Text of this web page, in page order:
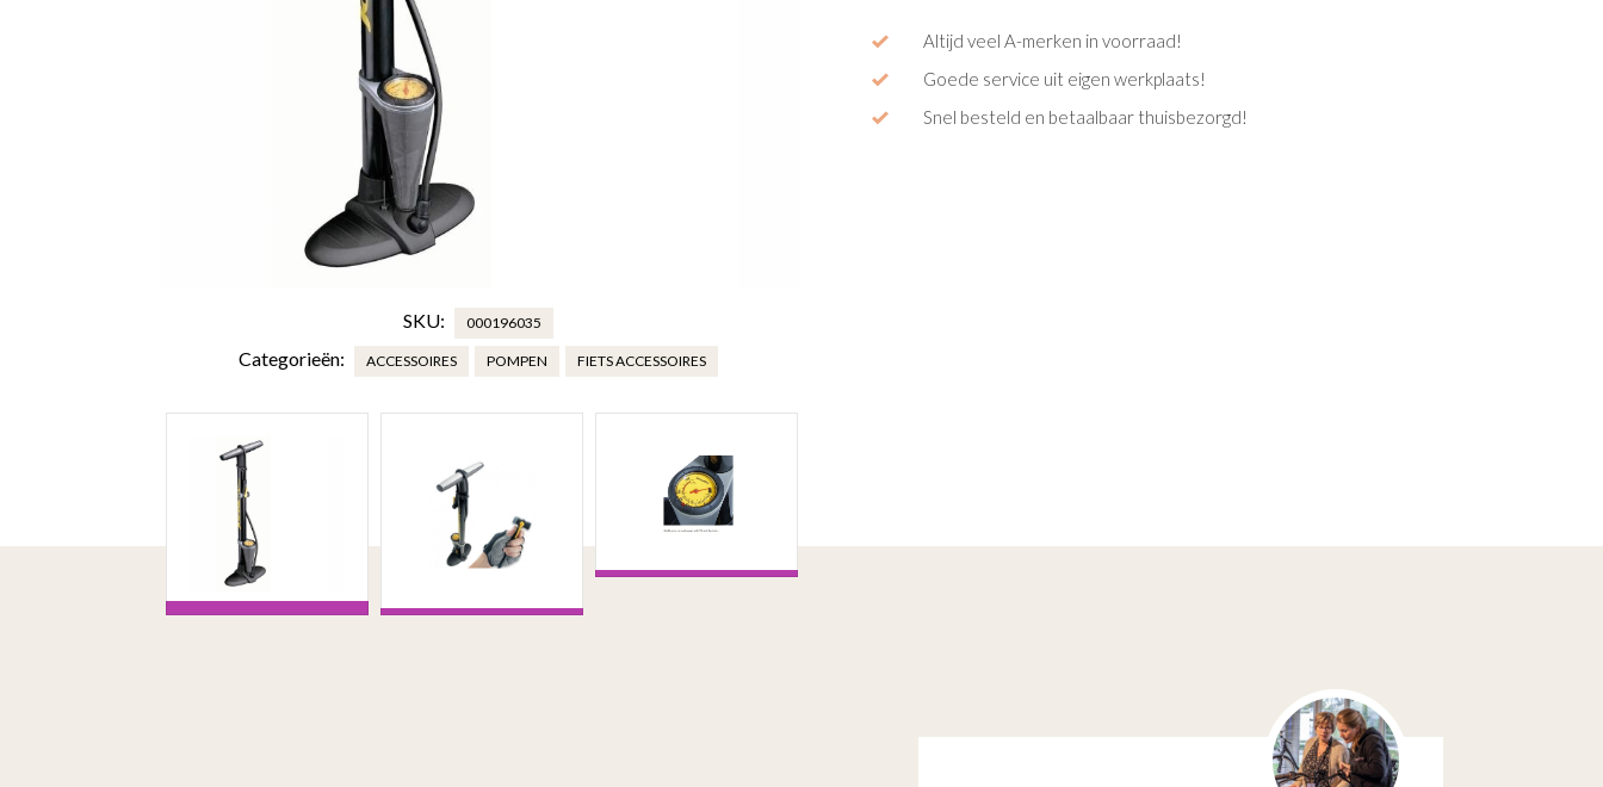
SKU: 000196035
Categorieën: ACCESSOIRES POMPEN FIETS ACCESSOIRES
Altijd veel A-merken in voorraad!
Goede service uit eigen werkplaats!
Snel besteld en betaalbaar thuisbezorgd!